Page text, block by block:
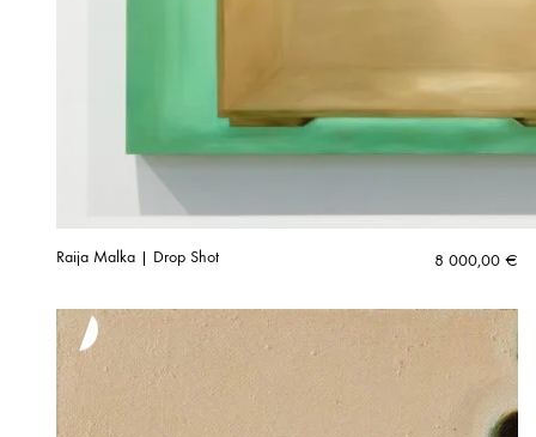
Raija Malka | Drop Shot 8 000,00 €